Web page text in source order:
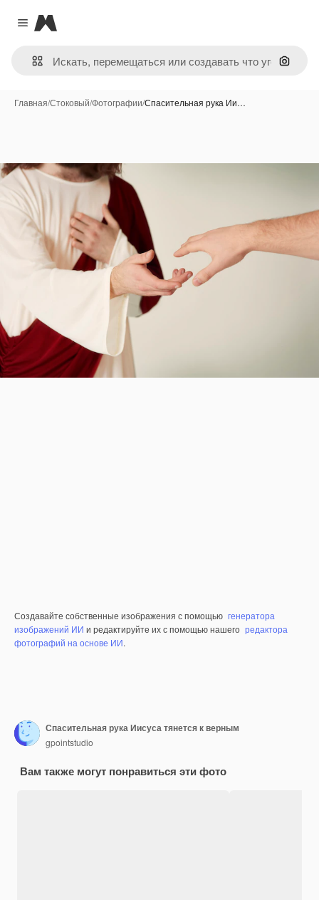
Close menu
Magnific
Поиск
Главная/Стоковый/Фотографии/Спасительная рука Ии…
Создавайте собственные изображения с помощью генератора
изображений ИИ и редактируйте их с помощью нашего редактора
фотографий на основе ИИ.
Спасительная рука Иисуса тянется к верным
gpointstudio
Вам также могут понравиться эти фото